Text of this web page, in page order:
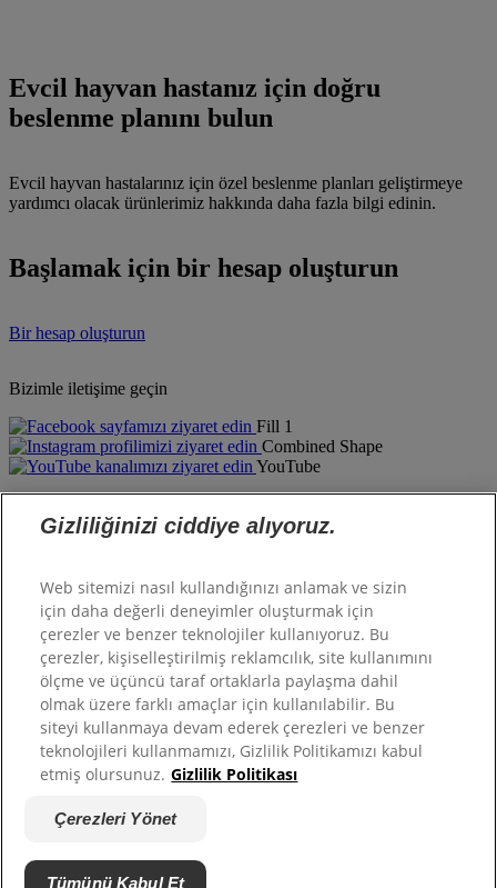
Evcil hayvan hastanız için doğru
beslenme planını bulun
Evcil hayvan hastalarınız için özel beslenme planları geliştirmeye
yardımcı olacak ürünlerimiz hakkında daha fazla bilgi edinin.
Başlamak için bir hesap oluşturun
Bir hesap oluşturun
Bizimle iletişime geçin
Fill 1
Combined Shape
YouTube
Hill's hakkında
Hill's Pet
Kariyer
Destek
Bize Ulaşın
SSS
Telif hakkı ©
Hill's. Her hakkı saklıdır.
Sartlar ve koşullar
Gizliliğinizi ciddiye alıyoruz.
Web sitemizi nasıl kullandığınızı anlamak ve sizin
için daha değerli deneyimler oluşturmak için
çerezler ve benzer teknolojiler kullanıyoruz. Bu
çerezler, kişiselleştirilmiş reklamcılık, site kullanımını
ölçme ve üçüncü taraf ortaklarla paylaşma dahil
olmak üzere farklı amaçlar için kullanılabilir. Bu
siteyi kullanmaya devam ederek çerezleri ve benzer
teknolojileri kullanmamızı, Gizlilik Politikamızı kabul
etmiş olursunuz. Gizlilik Politikası
Çerezleri Yönet
Tümünü Kabul Et